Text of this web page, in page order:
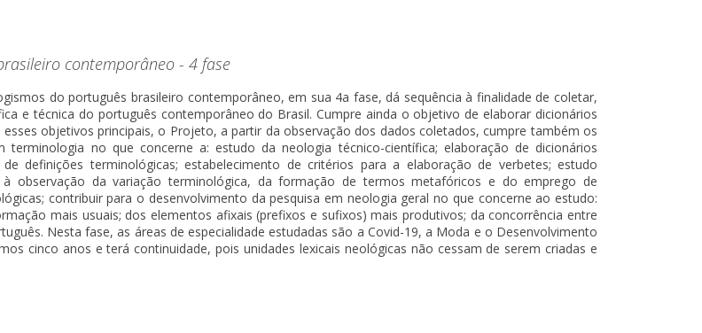
contemporâneo - 4 fase
do português brasileiro contemporâneo, em sua 4a fase, dá sequência à finalidade de coletar,
e técnica do português contemporâneo do Brasil. Cumpre ainda o objetivo de elaborar dicionários
objetivos principais, o Projeto, a partir da observação dos dados coletados, cumpre também os
no que concerne a: estudo da neologia técnico-científica; elaboração de dicionários
definições terminológicas; estabelecimento de critérios para a elaboração de verbetes; estudo
observação da variação terminológica, da formação de termos metafóricos e do emprego de
contribuir para o desenvolvimento da pesquisa em neologia geral no que concerne ao estudo:
mais usuais; dos elementos afixais (prefixos e sufixos) mais produtivos; da concorrência entre
Nesta fase, as áreas de especialidade estudadas são a Covid-19, a Moda e o Desenvolvimento
cinco anos e terá continuidade, pois unidades lexicais neológicas não cessam de serem criadas e